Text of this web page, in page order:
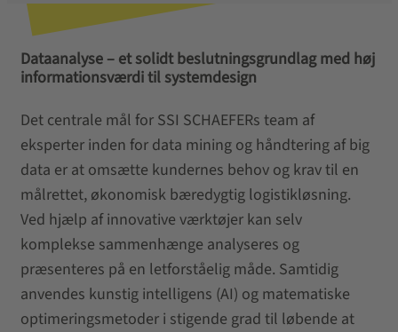
Dataanalyse – et solidt beslutningsgrundlag med høj
informationsværdi til systemdesign
Det centrale mål for SSI SCHAEFERs team af
eksperter inden for data mining og håndtering af big
data er at omsætte kundernes behov og krav til en
målrettet, økonomisk bæredygtig logistikløsning.
Ved hjælp af innovative værktøjer kan selv
komplekse sammenhænge analyseres og
præsenteres på en letforståelig måde. Samtidig
anvendes kunstig intelligens (AI) og matematiske
optimeringsmetoder i stigende grad til løbende at